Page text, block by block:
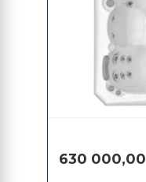
630 000,00